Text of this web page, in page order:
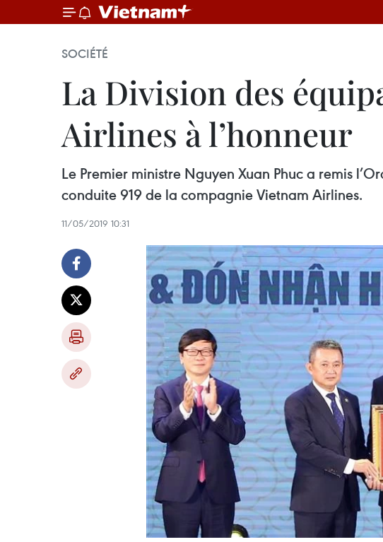
SOCIÉTÉ
La Division des
Airlines à l’honneur
Le Premier ministre Nguyen Xuan Phuc a remis
conduite 919 de la compagnie Vietnam Airlines.
11/05/2019 10:31